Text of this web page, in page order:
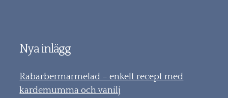
Nya inlägg
Rabarbermarmelad – enkelt recept med
kardemumma och vanilj